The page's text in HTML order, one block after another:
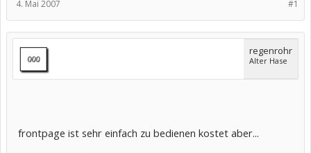
#1
4. Mai 2007
regenrohr
Alter Hase
frontpage ist sehr einfach zu bedienen kostet aber...